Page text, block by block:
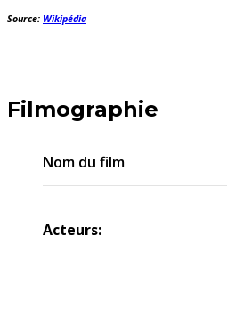
Source: Wikipédia
Filmographie
Nom du film
Acteurs: